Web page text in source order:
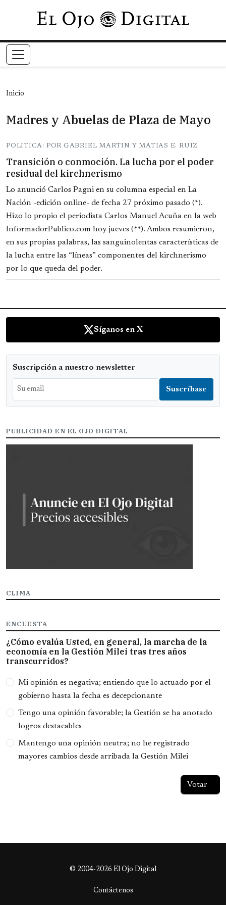
Pasar al contenido principal
Inicio
Madres y Abuelas de Plaza de Mayo
POLITICA: POR GABRIEL MARTIN Y MATIAS E. RUIZ
Transición o conmoción. La lucha por el poder
residual del kirchnerismo
Lo anunció Carlos Pagni en su columna especial en La
Nación -edición online- de fecha 27 próximo pasado (*).
Hizo lo propio el periodista Carlos Manuel Acuña en la web
InformadorPublico.com hoy jueves (**). Ambos resumieron,
en sus propias palabras, las sanguinolentas características de
la lucha entre las “líneas” componentes del kirchnerismo
por lo que queda del poder.
Síganos en X
Suscripción a nuestro newsletter
PUBLICIDAD EN EL OJO DIGITAL
CLIMA
ENCUESTA
¿Cómo evalúa Usted, en general, la marcha de la
economía en la Gestión Milei tras tres años
transcurridos?
Opciones
Mi opinión es negativa; entiendo que lo actuado por el
gobierno hasta la fecha es decepcionante
Tengo una opinión favorable; la Gestión se ha anotado
logros destacables
Mantengo una opinión neutra; no he registrado
mayores cambios desde arribada la Gestión Milei
© 2004-2026 El Ojo Digital
Contáctenos